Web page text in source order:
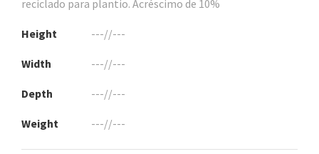
reciclado para plantio. Acréscimo de 10%
Height ---//---
Width ---//---
Depth ---//---
Weight ---//---